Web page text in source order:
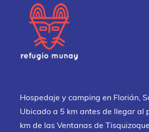
Hospedaje y camping en Florián,
Ubicado a 5 km antes de llegar al
km de las Ventanas de Tisquizoque.